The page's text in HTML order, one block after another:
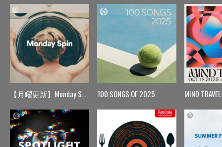
【月曜更新】Monday Spin 100 SONGS OF 2025 MIND TRAVEL